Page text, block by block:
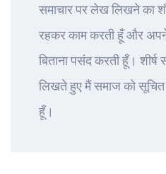
समाचार पर लेख लिखने का
रहकर काम करती हूँ और
बिताना पसंद करती हूँ।
लिखते हुए मैं समाज को
हूँ।